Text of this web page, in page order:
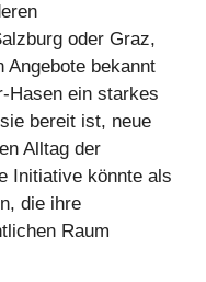
oder Graz,
bekannt
Hasen ein starkes
bereit ist, neue
Alltag der
Initiative könnte als
die ihre
Raum